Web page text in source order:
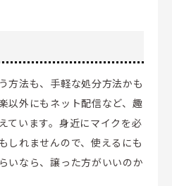
方法も、手軽な処分方法かも
以外にもネット配信など、趣
ています。身近にマイクを必
しれませんので、使えるにも
いなら、譲った方がいいのか